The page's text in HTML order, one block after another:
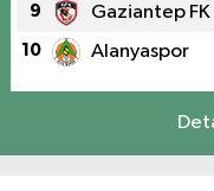
9 Gaziantep FK
10 Alanyaspor